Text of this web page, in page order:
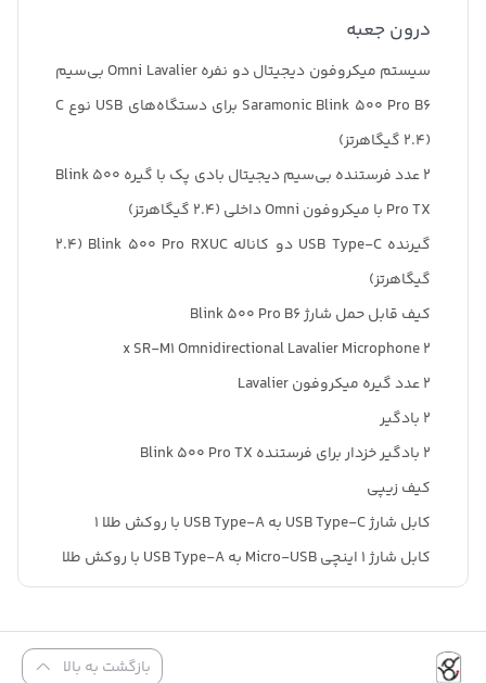
درون جعبه
سیستم میکروفون دیجیتال دو نفره Omni Lavalier بی‌سیم
Saramonic Blink 500 Pro B6 برای دستگاه‌های USB نوع C
(2.4 گیگاهرتز)
2 عدد فرستنده بی‌سیم دیجیتال بادی پک با گیره Blink 500
Pro TX با میکروفون Omni داخلی (2.4 گیگاهرتز)
گیرنده USB Type-C دو کاناله Blink 500 Pro RXUC (2.4
گیگاهرتز)
کیف قابل حمل شارژ Blink 500 Pro B6
2 x SR-M1 Omnidirectional Lavalier Microphone
2 عدد گیره میکروفون Lavalier
2 بادگیر
2 بادگیر خزدار برای فرستنده Blink 500 Pro TX
کیف زیپی
کابل شارژ USB Type-C به USB Type-A با روکش طلا 1
کابل شارژ 1 اینچی Micro-USB به USB Type-A با روکش طلا
بازگشت به بالا